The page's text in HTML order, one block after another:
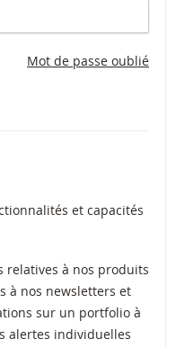
Mot de passe oublié
et capacités
relatives à nos produits
à nos newsletters et
sur un portfolio à
alertes individuelles